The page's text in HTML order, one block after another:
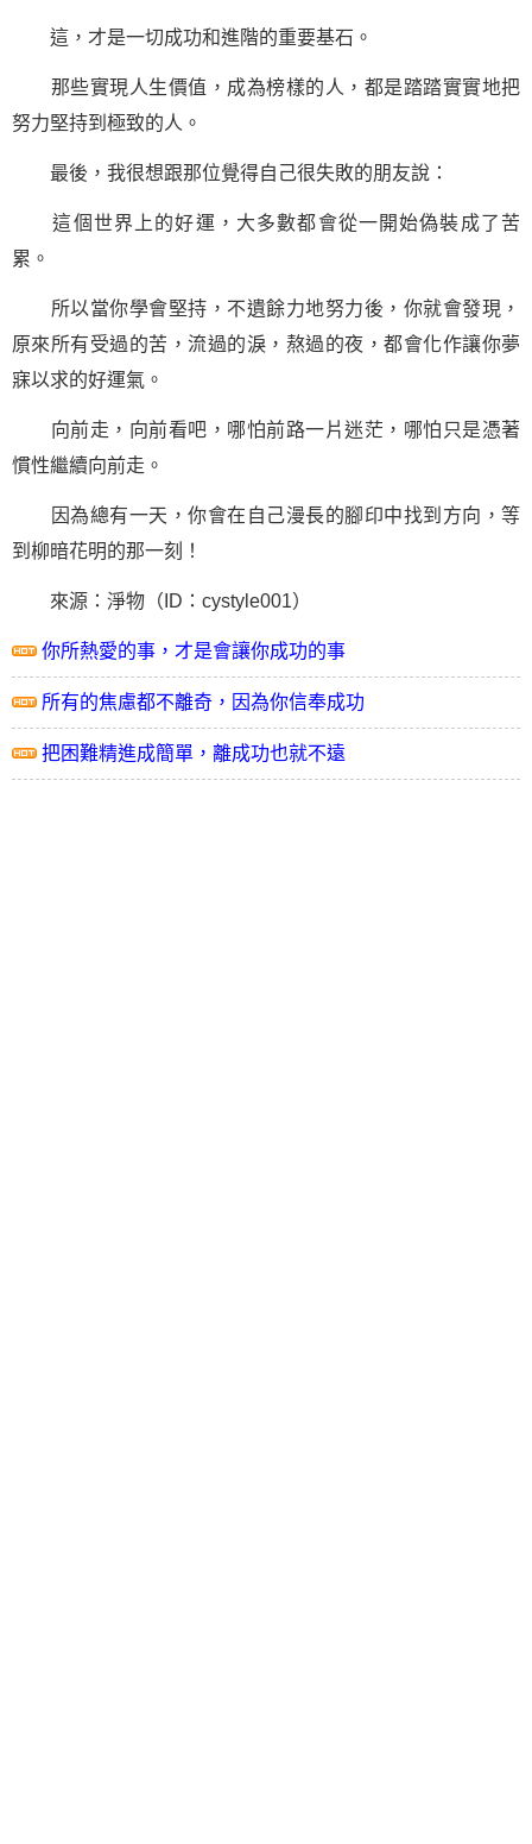
這，才是一切成功和進階的重要基石。
那些實現人生價值，成為榜樣的人，都是踏踏實實地把
努力堅持到極致的人。
最後，我很想跟那位覺得自己很失敗的朋友說：
這個世界上的好運，大多數都會從一開始偽裝成了苦
累。
所以當你學會堅持，不遺餘力地努力後，你就會發現，
原來所有受過的苦，流過的淚，熬過的夜，都會化作讓你夢
寐以求的好運氣。
向前走，向前看吧，哪怕前路一片迷茫，哪怕只是憑著
慣性繼續向前走。
因為總有一天，你會在自己漫長的腳印中找到方向，等
到柳暗花明的那一刻！
來源：淨物（ID：cystyle001）
你所熱愛的事，才是會讓你成功的事
所有的焦慮都不離奇，因為你信奉成功
把困難精進成簡單，離成功也就不遠